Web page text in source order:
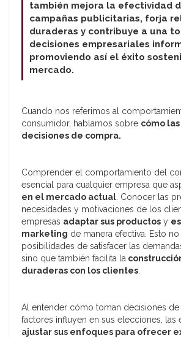
también mejora la efectividad
campañas publicitarias, forja
duraderas y contribuye a una
decisiones empresariales
promoviendo así el éxito
mercado.
Cuando nos referimos al
consumidor, hablamos sobre cómo
decisiones de compra.
Comprender el comportamiento del
esencial para cualquier empresa que
en el mercado actual. Conocer las
necesidades y motivaciones de los
empresas adaptar sus productos y
marketing de manera efectiva. Esto
posibilidades de satisfacer las
sino que también facilita la
duraderas con los clientes.
Al entender cómo toman decisiones
factores influyen en sus elecciones, las
ajustar sus enfoques para ofrecer